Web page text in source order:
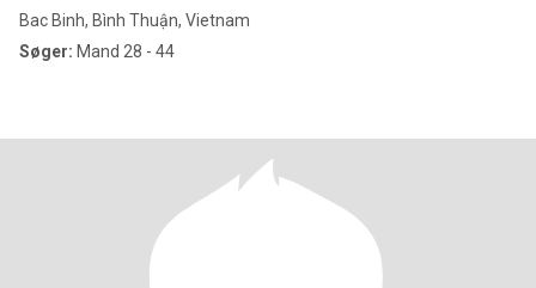
Bac Binh, Bình Thuận, Vietnam
Søger: Mand 28 - 44